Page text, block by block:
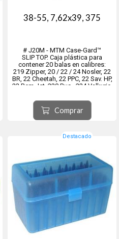
38-55, 7,62x39, 375
# J20M - MTM Case-Gard™
SLIP TOP. Caja plástica para
contener 20 balas en calibres:
219 Zipper, 20 / 22 / 24 Nosler, 22
BR, 22 Cheetah, 22 PPC, 22 Sav. HP,
22 Rem Jet, 220 Rus., 224 Valkyrie,
30 Rem. AR, 32-40 / 375 / 38-55
Win., 401 Win. S.L.,
445 Super Mag....
Comprar
Destacado